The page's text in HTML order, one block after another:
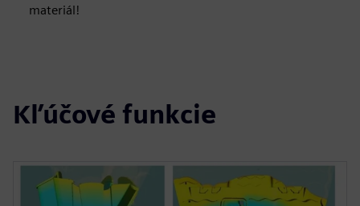
materiál!
Kľúčové funkcie